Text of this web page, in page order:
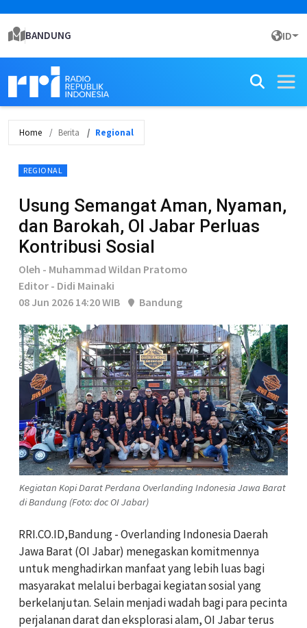
BANDUNG ID
Home Berita Regional
REGIONAL
Usung Semangat Aman, Nyaman,
dan Barokah, OI Jabar Perluas
Kontribusi Sosial
Oleh - Muhammad Wildan Pratomo
Editor - Didi Mainaki
08 Jun 2026 14:20 WIB
Bandung
Kegiatan Kopi Darat Perdana Overlanding Indonesia Jawa Barat
di Bandung (Foto: doc OI Jabar)
RRI.CO.ID,Bandung - Overlanding Indonesia Daerah
Jawa Barat (OI Jabar) menegaskan komitmennya
untuk menghadirkan manfaat yang lebih luas bagi
masyarakat melalui berbagai kegiatan sosial yang
berkelanjutan. Selain menjadi wadah bagi para pecinta
perjalanan darat dan eksplorasi alam, OI Jabar terus